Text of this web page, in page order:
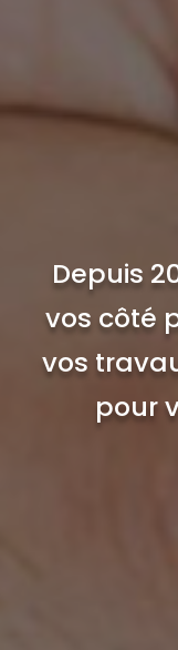
Depuis
vos côté
vos
pour